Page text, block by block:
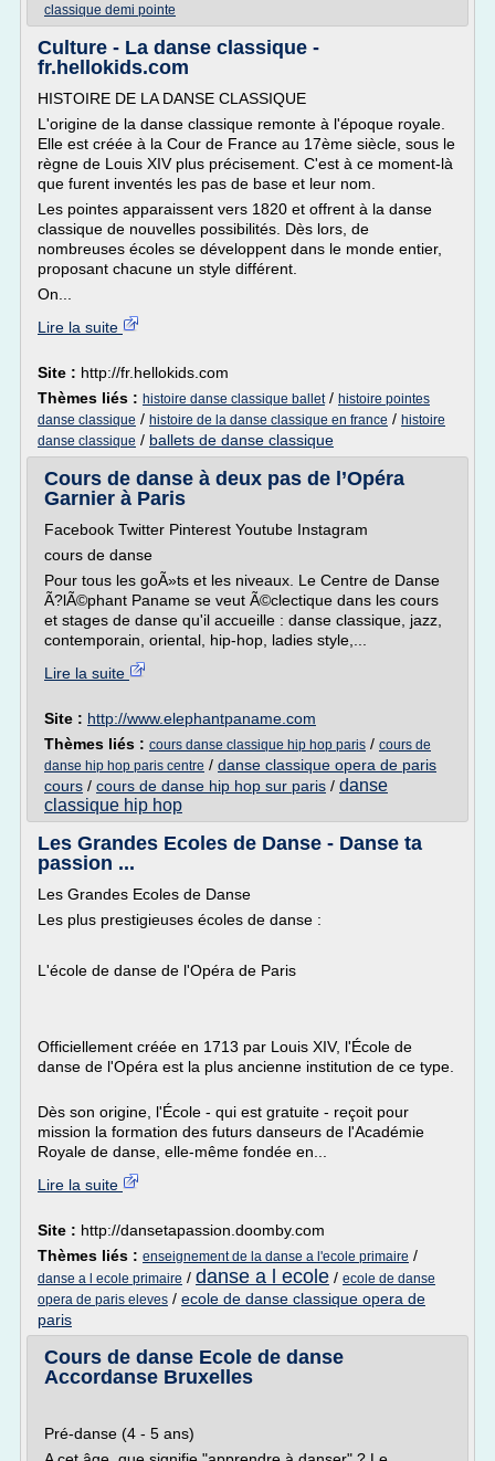
classique demi pointe
Culture - La danse classique -
fr.hellokids.com
HISTOIRE DE LA DANSE CLASSIQUE
L'origine de la danse classique remonte à l'époque royale.
Elle est créée à la Cour de France au 17ème siècle, sous le
règne de Louis XIV plus précisement. C'est à ce moment-là
que furent inventés les pas de base et leur nom.
Les pointes apparaissent vers 1820 et offrent à la danse
classique de nouvelles possibilités. Dès lors, de
nombreuses écoles se développent dans le monde entier,
proposant chacune un style différent.
On...
Lire la suite
Site : http://fr.hellokids.com
Thèmes liés : histoire danse classique ballet/ histoire pointes
danse classique / histoire de la danse classique en france / histoire
danse classique / ballets de danse classique
Cours de danse à deux pas de l’Opéra
Garnier à Paris
Facebook Twitter Pinterest Youtube Instagram
cours de danse
Pour tous les goÃ»ts et les niveaux. Le Centre de Danse
Ã?lÃ©phant Paname se veut Ã©clectique dans les cours
et stages de danse qu'il accueille : danse classique, jazz,
contemporain, oriental, hip-hop, ladies style,...
Lire la suite
Site : http://www.elephantpaname.com
Thèmes liés : cours danse classique hip hop paris / cours de
danse hip hop paris centre / danse classique opera de paris
cours / cours de danse hip hop sur paris / danse
classique hip hop
Les Grandes Ecoles de Danse - Danse ta
passion ...
Les Grandes Ecoles de Danse
Les plus prestigieuses écoles de danse :
L'école de danse de l'Opéra de Paris
Officiellement créée en 1713 par Louis XIV, l'École de
danse de l'Opéra est la plus ancienne institution de ce type.
Dès son origine, l'École - qui est gratuite - reçoit pour
mission la formation des futurs danseurs de l'Académie
Royale de danse, elle-même fondée en...
Lire la suite
Site : http://dansetapassion.doomby.com
Thèmes liés : enseignement de la danse a l'ecole primaire /
danse a l ecole primaire / danse a l ecole / ecole de danse
opera de paris eleves / ecole de danse classique opera de
paris
Cours de danse Ecole de danse
Accordanse Bruxelles
Pré-danse (4 - 5 ans)